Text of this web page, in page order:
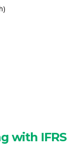
with IFRS